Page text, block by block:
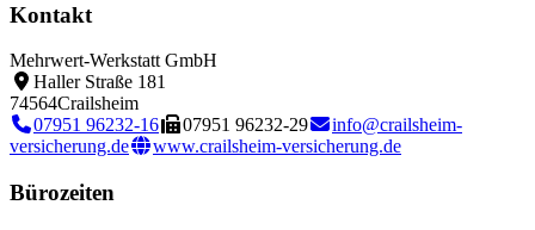
Kontakt
Mehrwert-Werkstatt GmbH
Haller Straße 181
74564Crailsheim
07951 96232-16
07951 96232-29
info@crailsheim-
versicherung.de
www.crailsheim-versicherung.de
Bürozeiten